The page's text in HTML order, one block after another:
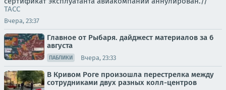
ТАСС
Вчера, 23:37
Главное от Рыбаря. дайджест материалов за 6
августа
ПАБЛИКИ Вчера, 23:33
В Кривом Роге произошла перестрелка между
сотрудниками двух разных колл-центров